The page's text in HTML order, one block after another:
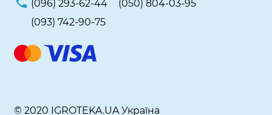
(096) 293-62-44
(050) 804-03-95
(093) 742-90-75
© 2020 IGROTEKA.UA Україна